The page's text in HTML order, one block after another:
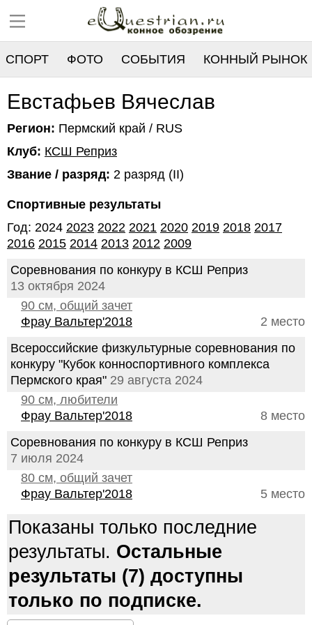
СПОРТ ФОТО СОБЫТИЯ КОННЫЙ РЫНОК
РЕЕСТР
Евстафьев Вячеслав
Регион: Пермский край / RUS
Клуб: КСШ Реприз
Звание / разряд: 2 разряд (II)
Спортивные результаты
Год: 2024 2023 2022 2021 2020 2019 2018 2017
2016 2015 2014 2013 2012 2009
Соревнования по конкуру в КСШ Реприз
13 октября 2024
90 см, общий зачет
2 место
Фрау Вальтер'2018
Всероссийские физкультурные соревнования по
конкуру "Кубок конноспортивного комплекса
Пермского края" 29 августа 2024
90 см, любители
8 место
Фрау Вальтер'2018
Соревнования по конкуру в КСШ Реприз
7 июля 2024
80 см, общий зачет
5 место
Фрау Вальтер'2018
Показаны только последние
результаты. Остальные
результаты (7) доступны
только по подписке.